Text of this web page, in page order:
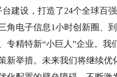
建设，打造了24个全球百
角电子信息1小时创新圈、
精特新“小巨人”企业。我
新举措。未来我们将继续优